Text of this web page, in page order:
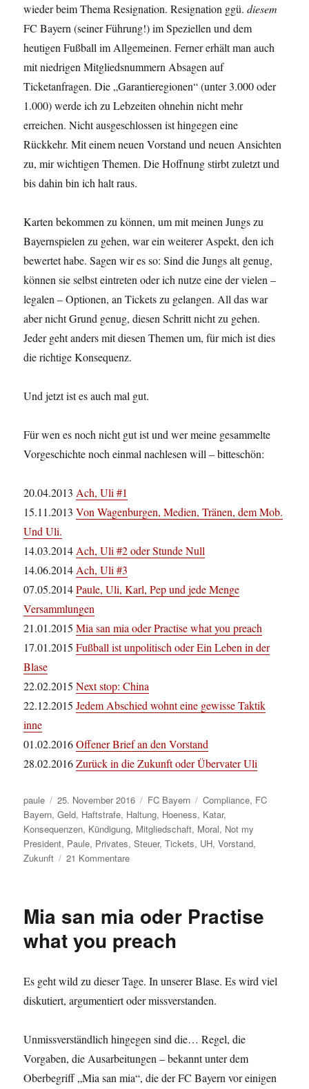
wieder beim Thema Resignation. Resignation ggü.diesem
FC Bayern (seiner Führung!) im Speziellen und dem
heutigen Fußball im Allgemeinen. Ferner erhält man auch
mit niedrigen Mitgliedsnummern Absagen auf
Ticketanfragen. Die „Garantieregionen“ (unter 3.000 oder
1.000) werde ich zu Lebzeiten ohnehin nicht mehr
erreichen. Nicht ausgeschlossen ist hingegen eine
Rückkehr. Mit einem neuen Vorstand und neuen Ansichten
zu, mir wichtigen Themen. Die Hoffnung stirbt zuletzt und
bis dahin bin ich halt raus.
Karten bekommen zu können, um mit meinen Jungs zu
Bayernspielen zu gehen, war ein weiterer Aspekt, den ich
bewertet habe. Sagen wir es so: Sind die Jungs alt genug,
können sie selbst eintreten oder ich nutze eine der vielen –
legalen – Optionen, an Tickets zu gelangen. All das war
aber nicht Grund genug, diesen Schritt nicht zu gehen.
Jeder geht anders mit diesen Themen um, für mich ist dies
die richtige Konsequenz.
Und jetzt ist es auch mal gut.
Für wen es noch nicht gut ist und wer meine gesammelte
Vorgeschichte noch einmal nachlesen will – bitteschön:
20.04.2013Ach, Uli #1
15.11.2013Von Wagenburgen, Medien, Tränen, dem Mob.
Und Uli.
14.03.2014Ach, Uli #2 oder Stunde Null
14.06.2014Ach, Uli #3
07.05.2014Paule, Uli, Karl, Pep und jede Menge
Versammlungen
21.01.2015Mia san mia oder Practise what you preach
17.01.2015Fußball ist unpolitisch oder Ein Leben in der
Blase
22.02.2015Next stop: China
22.12.2015Jedem Abschied wohnt eine gewisse Taktik
inne
01.02.2016Offener Brief an den Vorstand
28.02.2016Zurück in die Zukunft oder Übervater Uli
Autor
paule
Veröffentlicht
am
25. November 2016 Kategorien
FC Bayern Schlagwörter
Compliance, FC
Bayern,Geld, Haftstrafe, Haltung, Hoeness, Katar,
Konsequenzen, Kündigung, Mitgliedschaft, Moral, Not my
President, Paule, Privates,Steuer,Tickets, UH,Vorstand,
Zukunft
21 Kommentarezu
noch
Doch!
Mia san mia oder Practise
what you preach
Es geht wild zu dieser Tage. In unserer Blase. Es wird viel
diskutiert, argumentiert oder missverstanden.
Unmissverständlich hingegen sind die… Regel, die
Vorgaben, die Ausarbeitungen – bekannt unter dem
Oberbegriff „Mia san mia“, die der FC Bayern vor einigen